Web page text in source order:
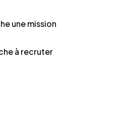
une mission
à recruter